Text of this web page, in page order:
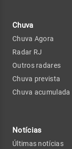
Chuva
Chuva Agora
Radar RJ
Outros radares
Chuva prevista
Chuva acumulada
Notícias
Últimas notícias